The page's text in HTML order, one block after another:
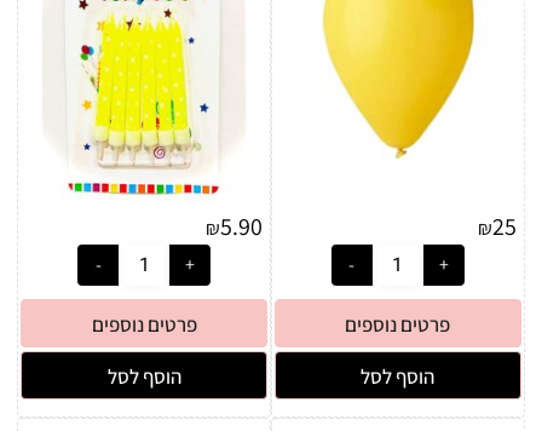
₪25
פרטים נוספים
הוסף לסל
₪5.90
פרטים נוספים
הוסף לסל